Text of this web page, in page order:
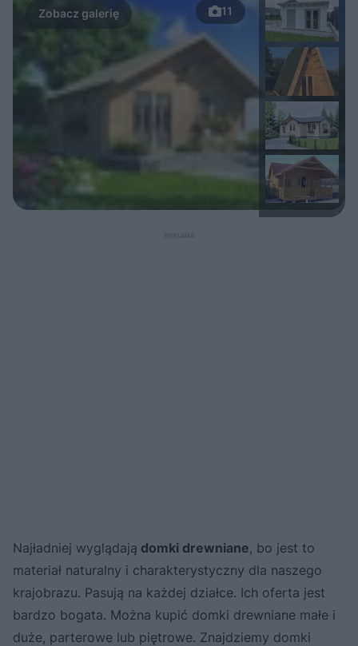
11
Najładniej wyglądają domki drewniane, bo jest to
materiał naturalny i charakterystyczny dla naszego
krajobrazu. Pasują na każdej działce. Ich oferta jest
bardzo bogata. Można kupić domki drewniane małe i
duże, parterowe lub piętrowe. Znajdziemy domki